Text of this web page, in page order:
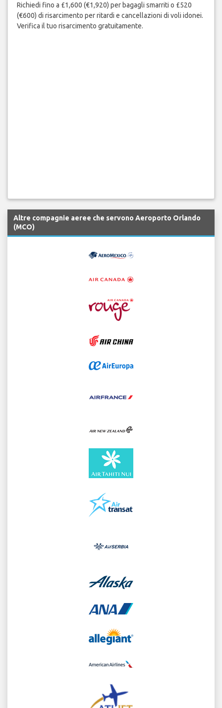
Richiedi fino a £1,600 (€1,920) per bagagli smarriti o £520
(€600) di risarcimento per ritardi e cancellazioni di voli idonei.
Verifica il tuo risarcimento gratuitamente.
Altre compagnie aeree che servono Aeroporto Orlando
(MCO)